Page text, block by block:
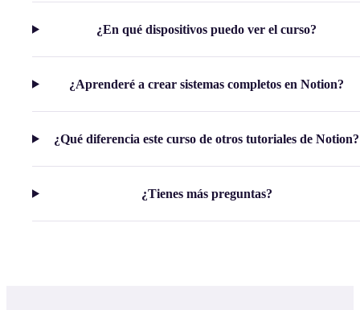
¿En qué dispositivos puedo ver el curso?
¿Aprenderé a crear sistemas completos en Notion?
¿Qué diferencia este curso de otros tutoriales de Notion?
¿Tienes más preguntas?